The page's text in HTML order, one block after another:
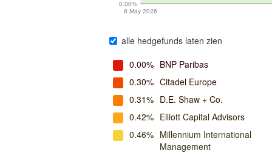
8 May 2026
0.00%
alle hedgefunds laten zien
0.00% BNP Paribas
0.30% Citadel Europe
0.31% D.E. Shaw + Co.
0.42% Elliott Capital Advisors
0.46% Millennium International
Management